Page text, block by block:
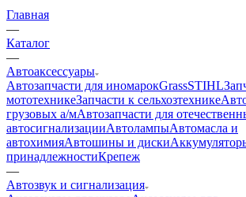
Главная
—
Каталог
—
Автоаксессуары
Автозапчасти для иномарокGrassSTIHL
мототехникеЗапчасти к сельхозтехнике
грузовых а/мАвтозапчасти для
автосигнализацииАвтолампыАвтомасла и
автохимияАвтошины и диски
принадлежностиКрепеж
—
Автозвук и сигнализация